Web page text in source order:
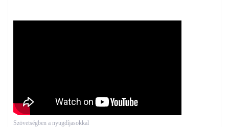
Szövetségben a nyugdíjasokkal